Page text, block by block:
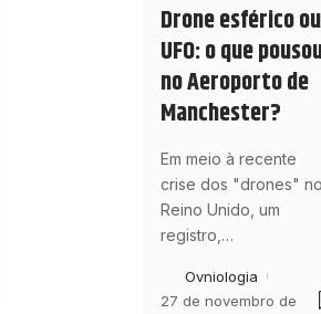
Drone esférico ou
UFO: o que
no Aeroporto de
Manchester?
Em meio à recente
crise dos "drones" no
Reino Unido, um
registro, …
Ovniologia
27 de novembro de